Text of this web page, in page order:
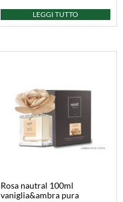
LEGGI TUTTO
rosa nautral 100ml
vaniglia&ambra pura